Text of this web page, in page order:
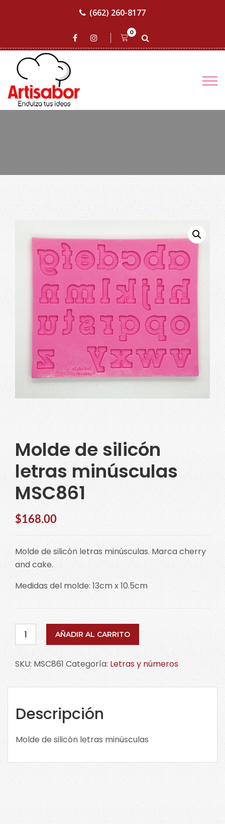
(662) 260-8177
0
Molde de silicón
letras minúsculas
MSC861
$168.00
Molde de silicón letras minúsculas. Marca cherry
and cake.
Medidas del molde: 13cm x 10.5cm
Molde
de
silicón
letras
minúsculas
cantidad
AÑADIR AL CARRITO
SKU: MSC861 Categoría: Letras y números
Descripción
Molde de silicón letras minúsculas